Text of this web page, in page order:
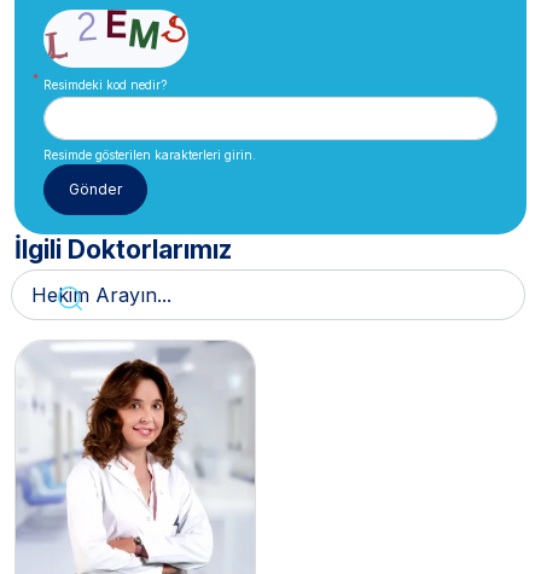
Resimdeki kod nedir?
Resimde gösterilen karakterleri girin.
İlgili Doktorlarımız